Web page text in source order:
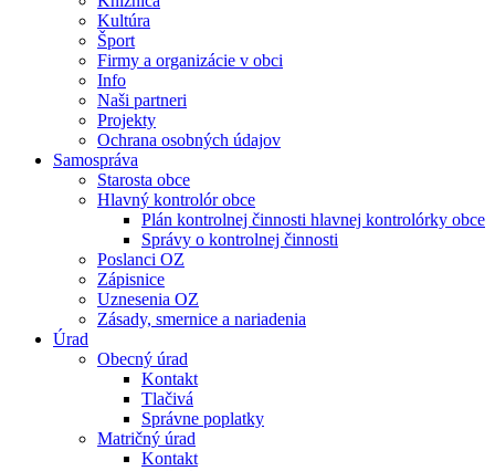
Kultúra
Šport
Firmy a organizácie v obci
Info
Naši partneri
Projekty
Ochrana osobných údajov
Samospráva
Starosta obce
Hlavný kontrolór obce
Plán kontrolnej činnosti hlavnej kontrolórky obce
Správy o kontrolnej činnosti
Poslanci OZ
Zápisnice
Uznesenia OZ
Zásady, smernice a nariadenia
Úrad
Obecný úrad
Kontakt
Tlačivá
Správne poplatky
Matričný úrad
Kontakt